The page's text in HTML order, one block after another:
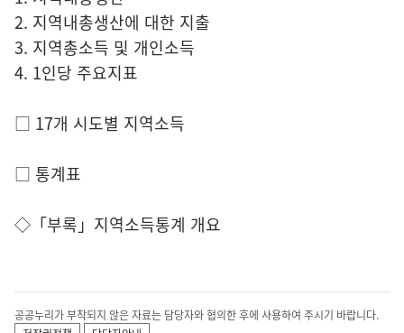
2. 지역내총생산에 대한 지출
3. 지역총소득 및 개인소득
4. 1인당 주요지표
□ 17개 시도별 지역소득
□ 통계표
◇「부록」지역소득통계 개요
공공누리가 부착되지 않은 자료는 담당자와 협의한 후에 사용하여 주시기 바랍니다.